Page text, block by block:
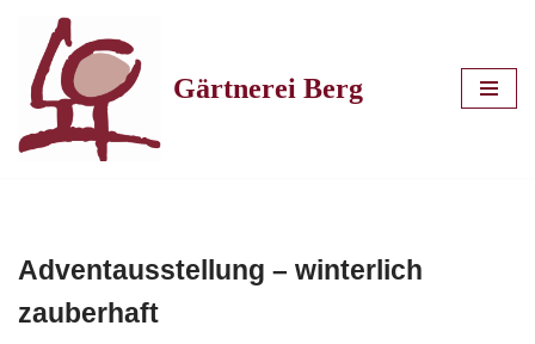
Zum
Inhalt
springen
Gärtnerei Berg
Adventausstellung – winterlich
zauberhaft